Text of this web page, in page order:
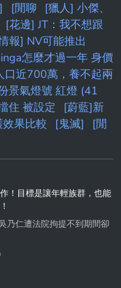
[閒聊
[獵人] 小傑、
[花邊] JT：我不想跟
報] NV可能推出
怎麼才過一年 身價
口近700萬，養不起兩
景氣燈號 紅燈 (41
住 被設定
[蔚藍]新
果比較
[鬼滅]
[閒
！目標是讓年輕族群，也能
乃仁遭法院拘提不到期間卻